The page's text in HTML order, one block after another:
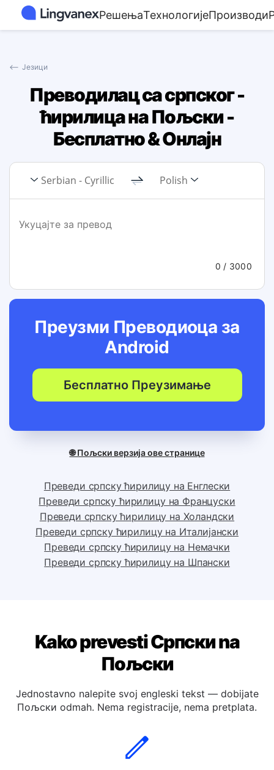
РешењаТехнологијеПроизводи
⟵ Језици
Преводилац са српског -
ћирилица на Пољски -
Бесплатно & Онлајн
Serbian - Cyrillic Polish
0 / 3000
Преузми Преводиоца за
Android
Бесплатно Преузимање
🌐 Пољски верзија ове странице
Преведи српску ћирилицу на Енглески
Преведи српску ћирилицу на Француски
Преведи српску ћирилицу на Холандски
Преведи српску ћирилицу на Италијански
Kako prevesti Српски na
Пољски
Пољски odmah. Nema registracije, nema pretplata.